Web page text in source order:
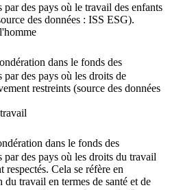
des pays où le travail des enfants
des données : ISS ESG).
dans le fonds des
des pays où les droits de
restreints (source des données
dans le fonds des
par des pays où les droits du travail
respectés. Cela se réfère en
travail en termes de santé et de